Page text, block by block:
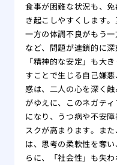
食事が困難な状況も、
き起こしやすくします
一方の体調不良がもう
など、問題が連鎖的に
「精神的な安定」も大
すことで生じる自己嫌
感は、二人の心を深く
がゆえに、このネガテ
になり、うつ病や不安
スクが高まります。ま
は、思考の柔軟性を奪
らに、「社会性」も失